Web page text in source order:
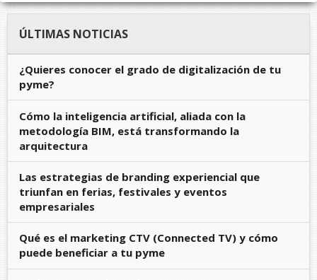
ÚLTIMAS NOTICIAS
¿Quieres conocer el grado de digitalización de tu
pyme?
Cómo la inteligencia artificial, aliada con la
metodología BIM, está transformando la
arquitectura
Las estrategias de branding experiencial que
triunfan en ferias, festivales y eventos
empresariales
Qué es el marketing CTV (Connected TV) y cómo
puede beneficiar a tu pyme